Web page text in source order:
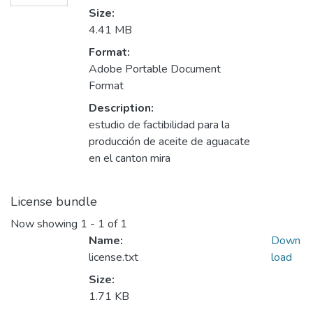
Size:
4.41 MB
Format:
Adobe Portable Document
Format
Description:
estudio de factibilidad para la
producción de aceite de aguacate
en el canton mira
License bundle
Now showing 1 - 1 of 1
Name:
license.txt
Size:
1.71 KB
Down
load